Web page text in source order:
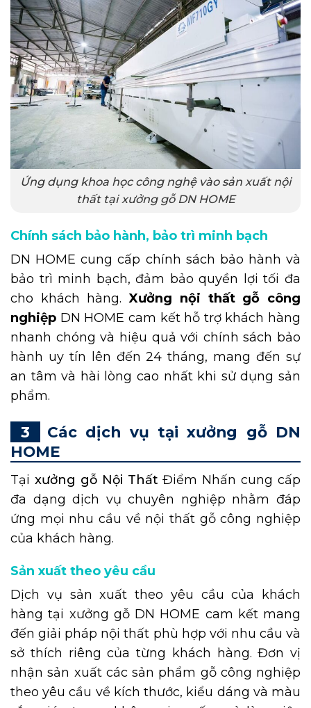
Ứng dụng khoa học công nghệ vào sản xuất nội
thất tại xưởng gỗ DN HOME
Chính sách bảo hành, bảo trì minh bạch
DN HOME cung cấp chính sách bảo hành và
bảo trì minh bạch, đảm bảo quyền lợi tối đa
cho khách hàng.Xưởng nội thất gỗ công
nghiệp DN HOME cam kết hỗ trợ khách hàng
nhanh chóng và hiệu quả với chính sách bảo
hành uy tín lên đến 24 tháng, mang đến sự
an tâm và hài lòng cao nhất khi sử dụng sản
phẩm.
Các dịch vụ tại xưởng gỗ DN
HOME
Tại xưởng gỗ Nội Thất Điểm Nhấn cung cấp
đa dạng dịch vụ chuyên nghiệp nhằm đáp
ứng mọi nhu cầu về nội thất gỗ công nghiệp
của khách hàng.
Sản xuất theo yêu cầu
Dịch vụ sản xuất theo yêu cầu của khách
hàng tại xưởng gỗ DN HOME cam kết mang
đến giải pháp nội thất phù hợp với nhu cầu và
sở thích riêng của từng khách hàng. Đơn vị
nhận sản xuất các sản phẩm gỗ công nghiệp
theo yêu cầu về kích thước, kiểu dáng và màu